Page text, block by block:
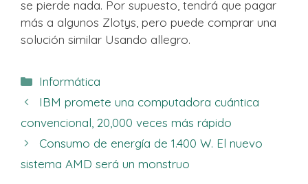
se pierde nada. Por supuesto, tendrá que pagar
más a algunos Zlotys, pero puede comprar una
solución similar Usando allegro.
Categorías
Informática
IBM promete una computadora cuántica
convencional, 20,000 veces más rápido
Consumo de energía de 1.400 W. El nuevo
sistema AMD será un monstruo